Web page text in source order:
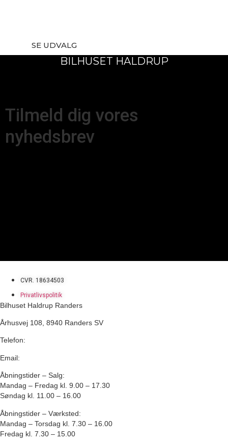
SE UDVALG
BILHUSET HALDRUP
Tilmeld dig vores
nyhedsbrev
CVR. 18634503
Privatlivspolitik
Bilhuset Haldrup Randers
Århusvej 108, 8940 Randers SV
Telefon:
Email:
Åbningstider – Salg:
Mandag – Fredag kl. 9.00 – 17.30
Søndag kl. 11.00 – 16.00
Åbningstider – Værksted:
Mandag – Torsdag kl. 7.30 – 16.00
Fredag kl. 7.30 – 15.00